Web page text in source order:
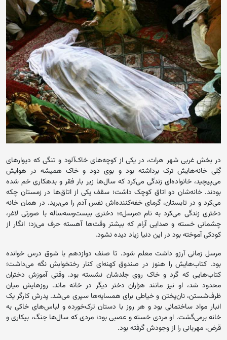
در بخش غربی شهر هرات، در یکی از کوچه‌های خاک‌آلود و تنگی که دیوارهای
گِلی خانه‌هایش ترک برداشته بود و بوی دود و خاک همیشه در هوایش
می‌پیچید، خانواده‌ای زندگی می‌کرد که سال‌ها زیر بار فقر و بدهکاری خم شده
بودند. خانه‌شان دو اتاق کوچک داشت؛ سقف یکی از اتاق‌ها در زمستان چکه
می‌کرد و در تابستان، گرمای خفه‌کننده‌اش نفس آدم را می‌برید. در همان خانه
دختری زندگی می‌کرد به نام «مرسل»؛ دختری بیست‌وسه‌ساله با صورتی لاغر،
چشمانی خسته و صدایی آرام که بیشتر وقت‌ها آهسته حرف می‌زد؛ انگار از
کودکی آموخته بود در این دنیا زیاد دیده نشود.
مرسل زمانی آرزو داشت معلم شود. تا صنف دوازدهم با شوق درس خوانده
بود. کتاب‌هایش را هنوز در صندوق کهنه‌ای کنار رختخوابش نگه می‌داشت؛
کتاب‌هایی که گرد و خاک روی جلدشان نشسته بود. وقتی آموزش دختران
محدود شد، او نیز مانند هزاران دختر دیگر در خانه ماند. روزهایش میان
ظرف‌شستن، نان‌پختن و خیاطی برای همسایه‌ها سپری می‌شد. پدرش کارگر یک
انبار مواد ساختمانی بود و هر روز با دستان ترک‌خورده و لباس‌های خاکی به
خانه برمی‌گشت. او مردی خسته و عصبی بود؛ مردی که سال‌ها جنگ، بیکاری و
قرض، مهربانی را از وجودش گرفته بود.